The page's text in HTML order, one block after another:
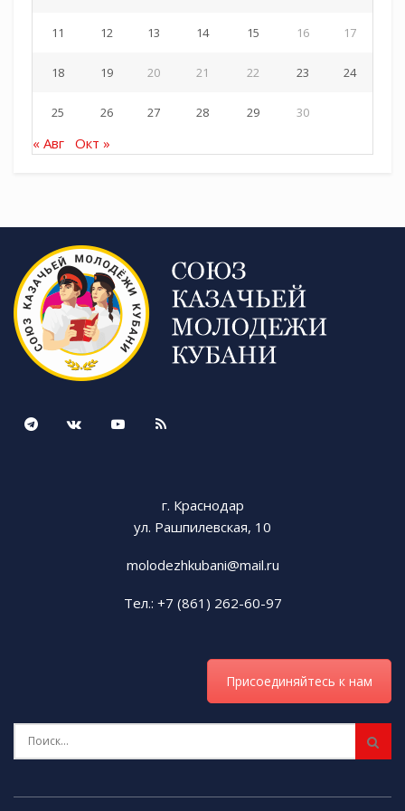
11 12 13 14 15 16 17
18 19 20 21 22 23 24
25 26 27 28 29 30
« Авг Окт »
г. Краснодар
ул. Рашпилевская, 10
molodezhkubani@mail.ru
Тел.: +7 (861) 262-60-97
Присоединяйтесь к нам